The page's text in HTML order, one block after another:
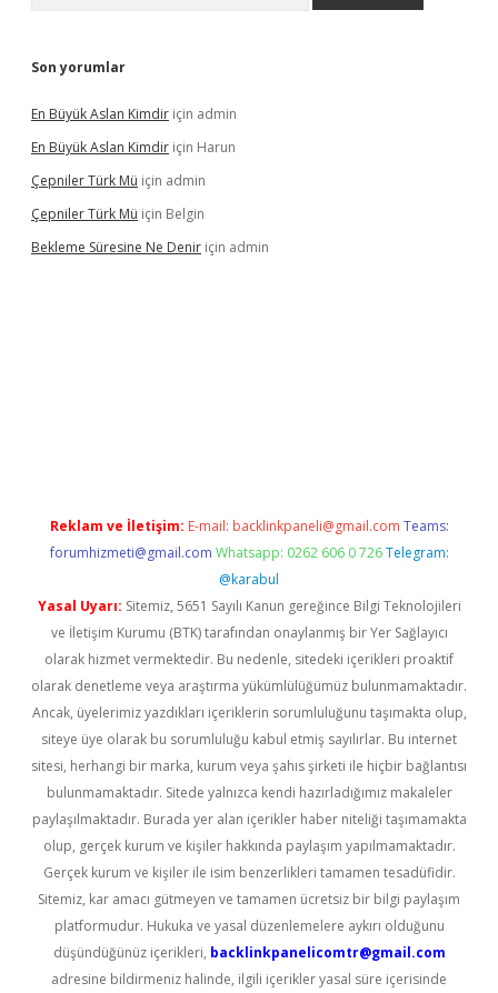
Son yorumlar
En Büyük Aslan Kimdir için admin
En Büyük Aslan Kimdir için Harun
Çepniler Türk Mü için admin
Çepniler Türk Mü için Belgin
Bekleme Süresine Ne Denir için admin
Reklam ve İletişim: E-mail: backlinkpaneli@gmail.com Teams:
forumhizmeti@gmail.com Whatsapp: 0262 606 0 726 Telegram:
@karabul
Yasal Uyarı: Sitemiz, 5651 Sayılı Kanun gereğince Bilgi Teknolojileri
ve İletişim Kurumu (BTK) tarafından onaylanmış bir Yer Sağlayıcı
olarak hizmet vermektedir. Bu nedenle, sitedeki içerikleri proaktif
olarak denetleme veya araştırma yükümlülüğümüz bulunmamaktadır.
Ancak, üyelerimiz yazdıkları içeriklerin sorumluluğunu taşımakta olup,
siteye üye olarak bu sorumluluğu kabul etmiş sayılırlar. Bu internet
sitesi, herhangi bir marka, kurum veya şahıs şirketi ile hiçbir bağlantısı
bulunmamaktadır. Sitede yalnızca kendi hazırladığımız makaleler
paylaşılmaktadır. Burada yer alan içerikler haber niteliği taşımamakta
olup, gerçek kurum ve kişiler hakkında paylaşım yapılmamaktadır.
Gerçek kurum ve kişiler ile isim benzerlikleri tamamen tesadüfidir.
Sitemiz, kar amacı gütmeyen ve tamamen ücretsiz bir bilgi paylaşım
platformudur. Hukuka ve yasal düzenlemelere aykırı olduğunu
düşündüğünüz içerikleri, backlinkpanelicomtr@gmail.com
adresine bildirmeniz halinde, ilgili içerikler yasal süre içerisinde